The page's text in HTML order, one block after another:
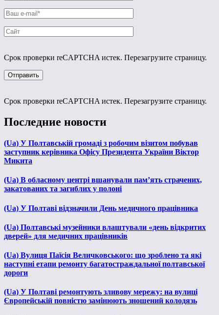
Срок проверки reCAPTCHA истек. Перезагрузите страницу.
Срок проверки reCAPTCHA истек. Перезагрузите страницу.
Последние новости
(Ua) У Полтавській громаді з робочим візитом побував
заступник керівника Офісу Президента України Віктор
Микита
(Ua) В обласному центрі вшанували пам’ять страчених,
закатованих та загиблих у полоні
(Ua) У Полтаві відзначили День медичного працівника
(Ua) Полтавські музейники влаштували «день відкритих
дверей» для медичних працівників
(Ua) Вулиця Паїсія Величковського: що зроблено та які
наступні етапи ремонту багатостраждальної полтавської
дороги
(Ua) У Полтаві ремонтують зливову мережу: на вулиці
Європейській повністю замінюють зношений колодязь